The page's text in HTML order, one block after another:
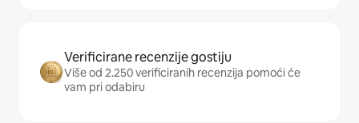
Verificirane recenzije gostiju
Više od 2.250 verificiranih recenzija pomoći će
vam pri odabiru